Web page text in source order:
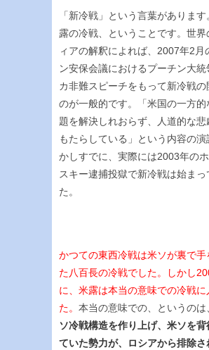
「新冷戦」という言葉がありま
露の冷戦、ということです。世
ィアの解釈によれば、2007年2月
ン安保会議におけるプーチン大統
カ非難スピーチをもって新冷戦の
のが一般的です。「米国の一方的
題を解決しれおらず、人道的な悲
もたらしている」という内容の演
かしすでに、実際には2003年の
スキー逮捕投獄で新冷戦は始まっ
た。
かつての東西冷戦は米ソが裏で手
た八百長の冷戦でした。しかし
に、米露は本当の意味での冷戦に
た。 本当の意味での、というのは
ソ冷戦構造を作り上げ、米ソを背
ていた勢力が、ロシアから排除さ